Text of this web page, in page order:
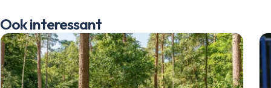
Ook interessant